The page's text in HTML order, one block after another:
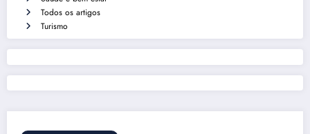
Todos os artigos
Turismo